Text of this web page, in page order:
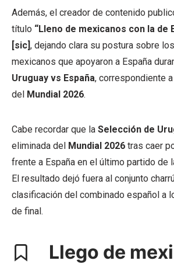
Además, el creador de contenido
título “Lleno de mexicanos con la de
[sic], dejando clara su postura sobre
mexicanos que apoyaron a España
Uruguay vs España, correspondiente
del Mundial 2026.
Cabe recordar que la Selección de
eliminada del Mundial 2026 tras caer
frente a España en el último partido de
El resultado dejó fuera al conjunto
clasificación del combinado español a
de final.
Llego de